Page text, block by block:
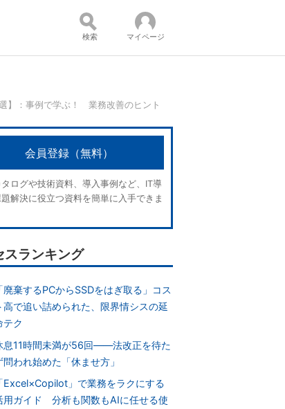
コンテンツ：
検索 マイページ
】：事例で学ぶ！ 業務改善のヒント
会員登録（無料）
ログや技術資料、導入事例など、IT導
題解決に役立つ資料を簡単に入手できま
スランキング
「廃棄するPCからSSDをはぎ取る」コス
高で追い詰められた、限界情シスの延
テク
息11時間未満が56回――法改正を待た
問われ始めた「休ませ方」
「Excel×Copilot」で業務をラクにする
用ガイド 分析も関数もAIに任せる使